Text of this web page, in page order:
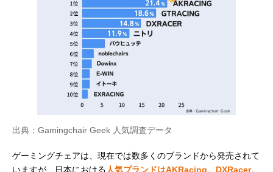
出典：Gamingchair Geek 人気調査データ
ゲーミングチェアは、現在では数多くのブランドから発売されて
いますが、日本における 人気ブランドはAKRacing、DXRacer、